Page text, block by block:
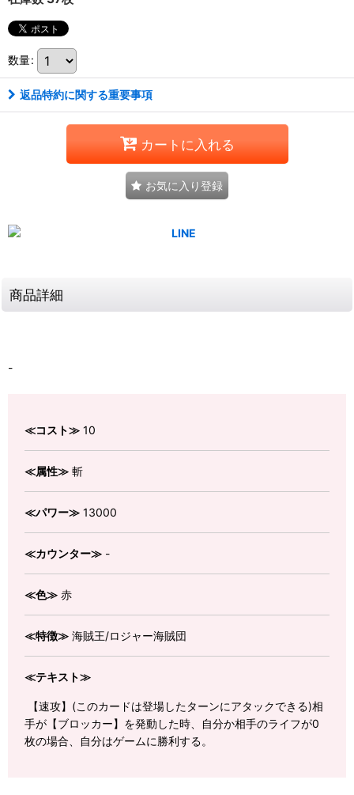
数量:
返品特約に関する重要事項
カートに入れる
お気に入り登録
商品詳細
-
≪コスト≫ 10
≪属性≫ 斬
≪パワー≫ 13000
≪カウンター≫ -
≪色≫ 赤
≪特徴≫ 海賊王/ロジャー海賊団
≪テキスト≫
【速攻】(このカードは登場したターンにアタックできる)相
手が【ブロッカー】を発動した時、自分か相手のライフが0
枚の場合、自分はゲームに勝利する。